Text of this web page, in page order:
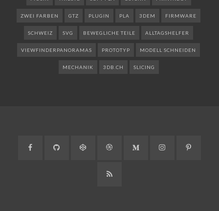
ZWEI FARBEN GTZ PLUGIN PLA 3DEM FIRMWARE
SCHWEIZ SVG BEWEGLICHE TEILE ALLTAGSHELFER
VIEWFINDERPANORAMAS PROTOTYP MODELL SCHNEIDEN
MECHANIK 3DB.CH SLICING
Facebook GitHub CodePen DribbbleMedium Instagram
RSS